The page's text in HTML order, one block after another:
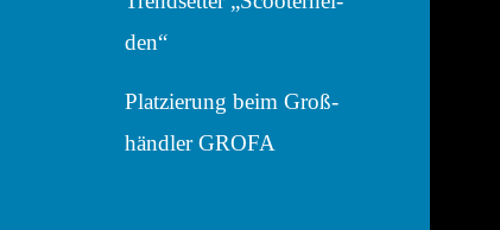
den“
Plat­zie­rung beim Groß­
händ­ler GROFA